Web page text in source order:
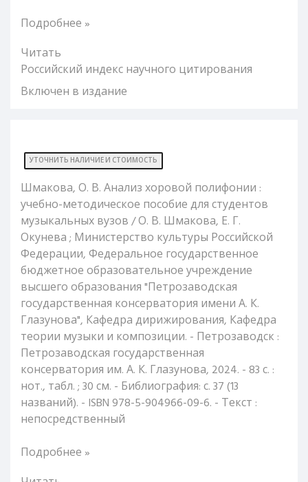
Подробнее »
Читать
Российский индекс научного цитирования
Включен в издание
УТОЧНИТЬ НАЛИЧИЕ И СТОИМОСТЬ
Шмакова, О. В. Анализ хоровой полифонии :
учебно-методическое пособие для студентов
музыкальных вузов / О. В. Шмакова, Е. Г.
Окунева ; Министерство культуры Российской
Федерации, Федеральное государственное
бюджетное образовательное учреждение
высшего образования "Петрозаводская
государственная консерватория имени А. К.
Глазунова", Кафедра дирижирования, Кафедра
теории музыки и композиции. - Петрозаводск :
Петрозаводская государственная
консерватория им. А. К. Глазунова, 2024. - 83 с. :
нот., табл. ; 30 см. - Библиография: с. 37 (13
названий). - ISBN 978-5-904966-09-6. - Текст :
непосредственный
Подробнее »